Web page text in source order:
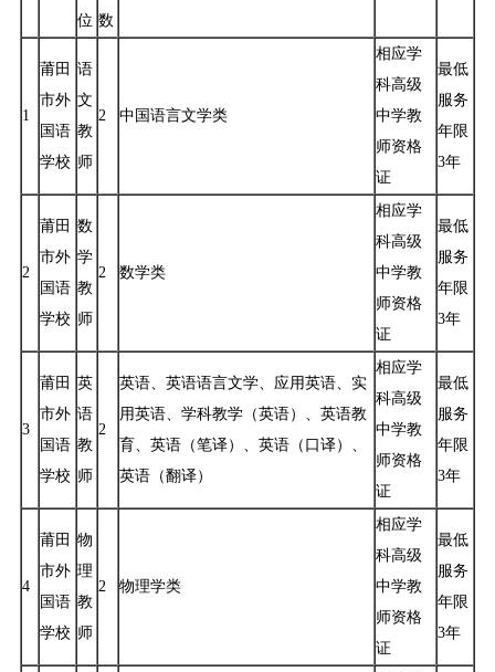
位 数
1
莆田
市外
国语
学校
语
文
教
师
2 中国语言文学类
相应学
科高级
中学教
师资格
证
最低
服务
年限
3年
2
莆田
市外
国语
学校
数
学
教
师
2 数学类
相应学
科高级
中学教
师资格
证
最低
服务
年限
3年
3
莆田
市外
国语
学校
英
语
教
师
2
英语、英语语言文学、应用英语、实
用英语、学科教学（英语）、英语教
育、英语（笔译）、英语（口译）、
英语（翻译）
相应学
科高级
中学教
师资格
证
最低
服务
年限
3年
4
莆田
市外
国语
学校
物
理
教
师
2 物理学类
相应学
科高级
中学教
师资格
证
最低
服务
年限
3年